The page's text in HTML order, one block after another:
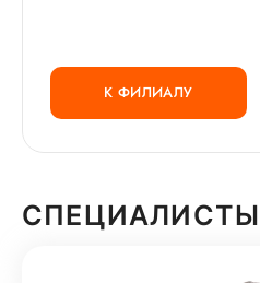
К ФИЛИАЛУ
СПЕЦИАЛИСТЫ